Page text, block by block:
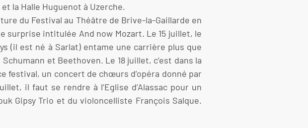
la Halle Huguenot à Uzerche.
du Festival au Théâtre de Brive-la-Gaillarde en
surprise intitulée And now Mozart. Le 15 juillet, le
(il est né à Sarlat) entame une carrière plus que
et Beethoven. Le 18 juillet, c’est dans la
festival, un concert de chœurs d’opéra donné par
il faut se rendre à l’Eglise d’Alassac pour un
Gipsy Trio et du violoncelliste François Salque.